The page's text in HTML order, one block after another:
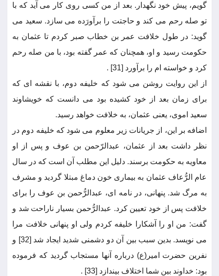
گویم، پیش خود نگهدار. بعد از من کسی روی کار می آید که با
تو صله رحم می کند و حاجتت را برآورَده می سازد. سعید می
گوید: در طول خلافت عمر بن خطاب صبر کردم تا عثمان به
حکومت رسید و او، همچنان که عمر گفته بود، با من صله رحم
کرد و خواسته ام را برآورد [31] .
از این روایت روشن می شود که خلیفه دوم، با نقشه ای که
برای زمان بعد از خود کشیده بود می دانست که خویشاوند
سعید اموی، یعنی عثمان، به خلافت خواهد رسید.
اضافه بر این، از جریانات زیر معلوم می شود که خلیفه دوم در
نظر داشت بعد از عثمان، عبدالرّحمن بن عوف و پس از او
معاویه به حکومت برسند. دلیل این مطلب آن است که در سال
عام الرُّعاف عثمان به بیماری خون دماغ مبتلا گردید و مشرف
به مرگ شد. پنهانی، در نامه ای، عبدالرُّحمن بن عوف را برای
خلافت پس از خود تعیین کرد. عبدالرُّحمن بسیار ناراحت شد و
گفت: من او را آشکارا خلیفه کردم ولی او پنهانی خلافت مرا
می نویسد. بدین سبب بین آن دو دشمنی شدید ایجاد شد [32] و
نفرین حضرت امیر(ع) درباره آنها مستجاب گردید که فرموده
بود: خداوند بین شما اختلاف بیندازد [33] .